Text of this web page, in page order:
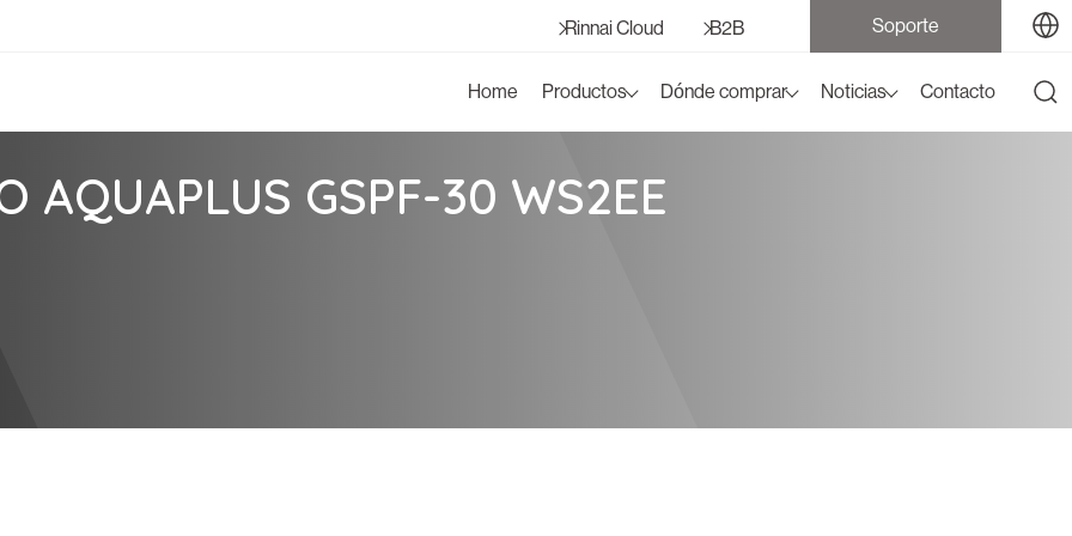
Rinnai Cloud B2B Soporte
Home Productos Dónde comprar Noticias Contacto
AQUAPLUS GSPF-30 WS2EE